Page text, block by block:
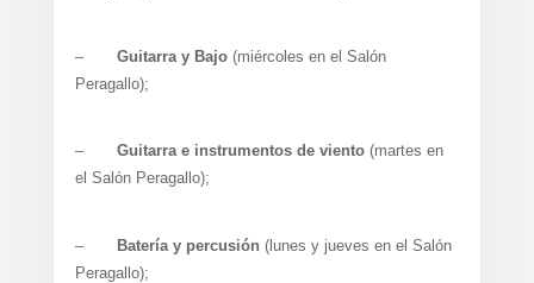
– Guitarra y Bajo(miércoles en el Salón
Peragallo);
– Guitarra e instrumentos de viento (martes en
el Salón Peragallo);
– Batería y percusión (lunes y jueves en el Salón
Peragallo);